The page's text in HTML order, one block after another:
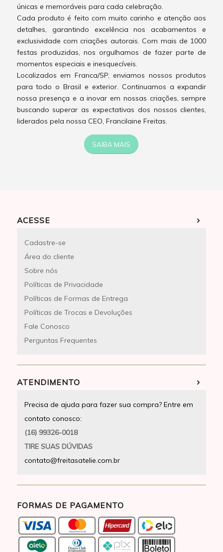
únicas e memoráveis para cada celebração.
Cada produto é feito com muito carinho e atenção aos
detalhes, garantindo excelência nos acabamentos e
exclusividade com criações autorais. Com mais de 1000
festas produzidas, nos orgulhamos de fazer parte de
momentos especiais e inesquecíveis.
Localizados em Franca/SP, enviamos nossos produtos
para todo o Brasil e exterior. Continuamos a expandir
nossa presença e a inovar em nossas criações, sempre
buscando superar as expectativas dos nossos clientes,
liderados pela nossa CEO, Francilaine Freitas.
SAIBA MAIS
ACESSE
Cadastre-se
Área do cliente
Sobre nós
Políticas de Privacidade
Políticas de Formas de Entrega
Políticas de Trocas e Devoluções
Fale Conosco
Perguntas Frequentes
ATENDIMENTO
Precisa de ajuda para fazer sua compra? Entre em
contato conosco:
(16) 99326-0018
TIRE SUAS DÚVIDAS
contato@freitasatelie.com.br
FORMAS DE PAGAMENTO